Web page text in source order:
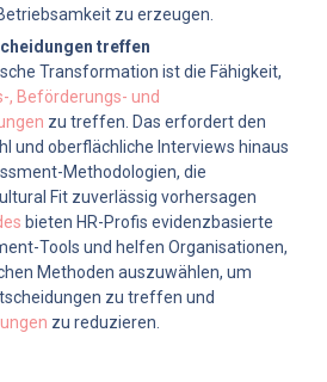
zu erzeugen.
treffen
Transformation ist die Fähigkeit,
, Beförderungs- und
zu treffen. Das erfordert den
und oberflächliche Interviews hinaus
Methodologien, die
Fit zuverlässig vorhersagen
bieten HR-Profis evidenzbasierte
Tools und helfen Organisationen,
Methoden auszuwählen, um
zu reduzieren.